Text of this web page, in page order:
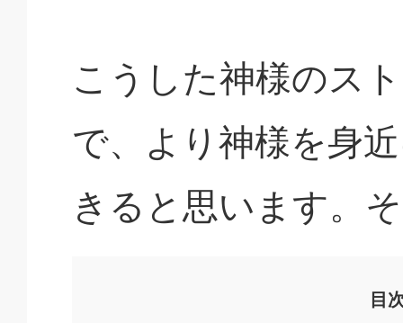
こうした神様のス
で、より神様を身
きると思います。
目